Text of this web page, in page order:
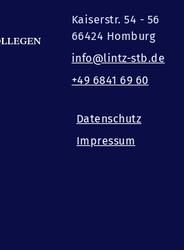
Kaiserstr. 54 - 56
66424 Homburg
info@lintz-stb.de
+49 6841 69 60
Datenschutz
Impressum